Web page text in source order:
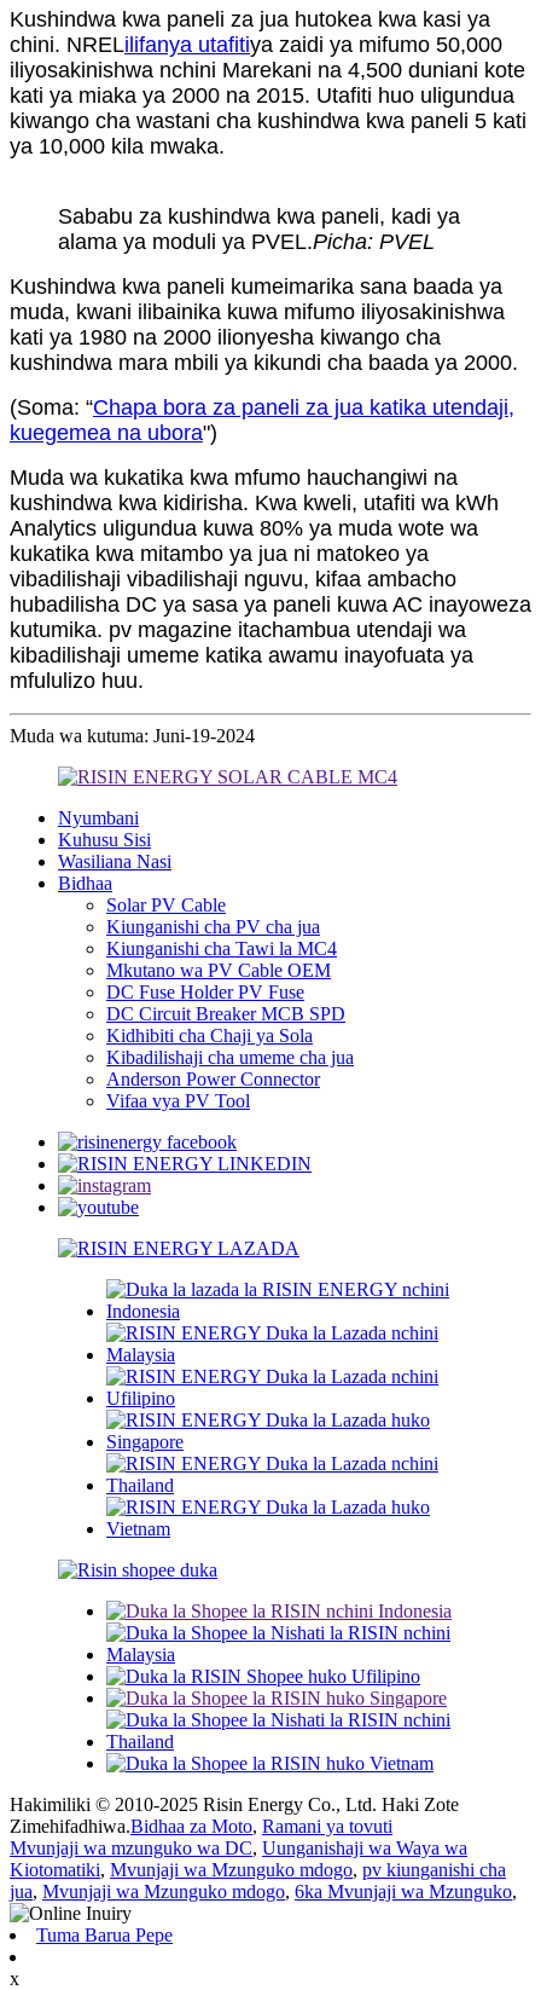
Kushindwa kwa paneli za jua hutokea kwa kasi ya
chini. NRELilifanya utafitiya zaidi ya mifumo 50,000
iliyosakinishwa nchini Marekani na 4,500 duniani kote
kati ya miaka ya 2000 na 2015. Utafiti huo uligundua
kiwango cha wastani cha kushindwa kwa paneli 5 kati
ya 10,000 kila mwaka.
Sababu za kushindwa kwa paneli, kadi ya
alama ya moduli ya PVEL.Picha: PVEL
Kushindwa kwa paneli kumeimarika sana baada ya
muda, kwani ilibainika kuwa mifumo iliyosakinishwa
kati ya 1980 na 2000 ilionyesha kiwango cha
kushindwa mara mbili ya kikundi cha baada ya 2000.
(Soma: “Chapa bora za paneli za jua katika utendaji,
kuegemea na ubora")
Muda wa kukatika kwa mfumo hauchangiwi na
kushindwa kwa kidirisha. Kwa kweli, utafiti wa kWh
Analytics uligundua kuwa 80% ya muda wote wa
kukatika kwa mitambo ya jua ni matokeo ya
vibadilishaji vibadilishaji nguvu, kifaa ambacho
hubadilisha DC ya sasa ya paneli kuwa AC inayoweza
kutumika. pv magazine itachambua utendaji wa
kibadilishaji umeme katika awamu inayofuata ya
mfululizo huu.
Muda wa kutuma: Juni-19-2024
Nyumbani
Kuhusu Sisi
Wasiliana Nasi
Bidhaa
Solar PV Cable
Kiunganishi cha PV cha jua
Kiunganishi cha Tawi la MC4
Mkutano wa PV Cable OEM
DC Fuse Holder PV Fuse
DC Circuit Breaker MCB SPD
Kidhibiti cha Chaji ya Sola
Kibadilishaji cha umeme cha jua
Anderson Power Connector
Vifaa vya PV Tool
Hakimiliki © 2010-2025 Risin Energy Co., Ltd. Haki Zote
Zimehifadhiwa.Bidhaa za Moto, Ramani ya tovuti
Mvunjaji wa mzunguko wa DC, Uunganishaji wa Waya wa
Kiotomatiki, Mvunjaji wa Mzunguko mdogo, pv kiunganishi cha
jua, Mvunjaji wa Mzunguko mdogo, 6ka Mvunjaji wa Mzunguko,
Tuma Barua Pepe
x